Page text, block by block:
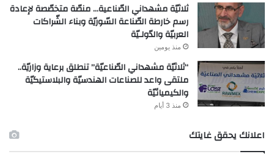
ثلاثيّة مشهداني الصّناعية… منصّة متخصّصة لإعادة
رسم خارطة الصّناعة السّوريّة وبناء الشّراكات
العربيّة والدّولـيّة
منذ يومين
“ثلاثيّة مشهداني الصّناعيّة” تنطلق برعاية وزاريّة..
ملتقى واعد للصناعات الهندسيّة والبلاستيكيّة
والكيميائيّة
منذ 3 أيام
اعلانك يحقق غايتك